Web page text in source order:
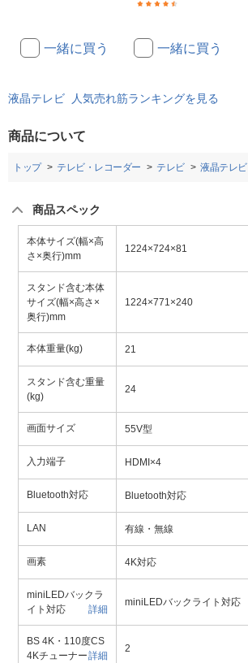
一緒に買う 一緒に買う
液晶テレビ 人気売れ筋ランキングを見る
商品について
トップ テレビ・レコーダー テレビ 液晶テレビ
商品スペック
本体サイズ(幅×高
さ×奥行)mm
1224×724×81
スタンド含む本体
サイズ(幅×高さ×
奥行)mm
1224×771×240
本体重量(kg) 21
スタンド含む重量
(kg)
24
画面サイズ 55V型
入力端子 HDMI×4
Bluetooth対応 Bluetooth対応
LAN 有線・無線
画素 4K対応
miniLEDバックラ
イト対応
詳細
miniLEDバックライト対応
BS 4K・110度CS
4Kチューナー詳細
2